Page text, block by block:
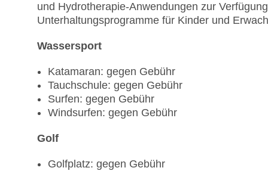
und Hydrotherapie-Anwendungen zur
Unterhaltungsprogramme für Kinder und
Wassersport
Katamaran: gegen Gebühr
Tauchschule: gegen Gebühr
Surfen: gegen Gebühr
Windsurfen: gegen Gebühr
Golf
Golfplatz: gegen Gebühr